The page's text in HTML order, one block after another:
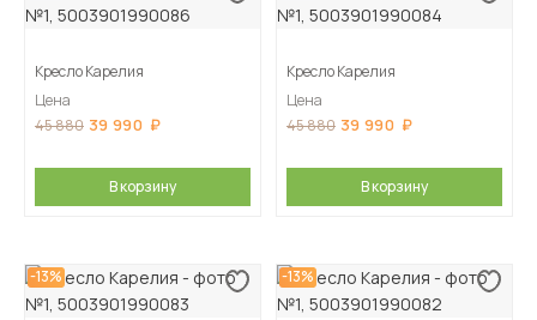
Кресло Карелия
Цена
45 880 39 990
В корзину
Кресло Карелия
Цена
45 880 39 990
В корзину
-13% -13%